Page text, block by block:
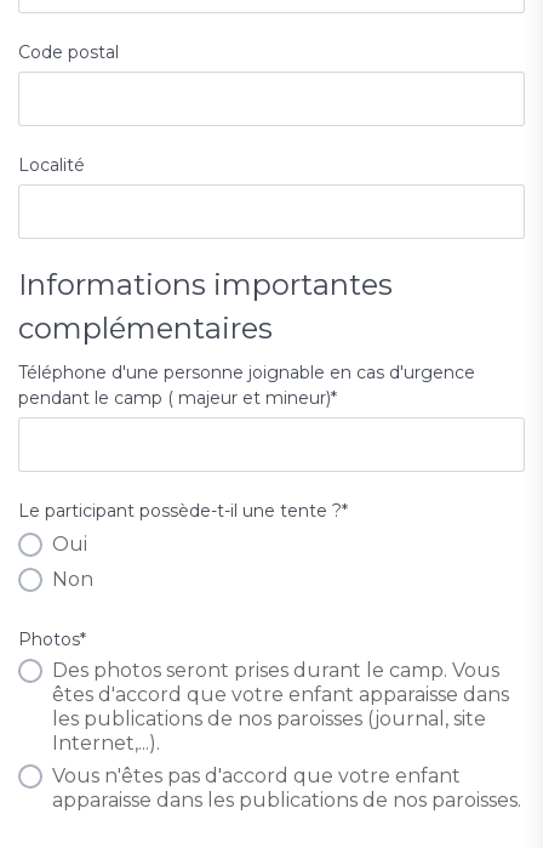
Code postal
Localité
Informations importantes
complémentaires
Téléphone d'une personne joignable en cas d'urgence
pendant le camp ( majeur et mineur)*
Le participant possède-t-il une tente ?*
Oui
Non
Photos*
Des photos seront prises durant le camp. Vous
êtes d'accord que votre enfant apparaisse dans
les publications de nos paroisses (journal, site
Internet,...).
Vous n'êtes pas d'accord que votre enfant
apparaisse dans les publications de nos paroisses.